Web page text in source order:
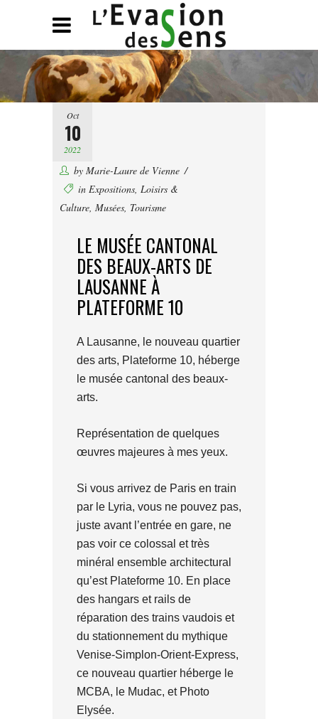
Oct
10
2022
by Marie-Laure de Vienne
in Expositions Loisirs &
Culture Musées Tourisme
LE MUSÉE CANTONAL
DES BEAUX-ARTS DE
LAUSANNE À
PLATEFORME 10
A Lausanne, le nouveau quartier
des arts, Plateforme 10, héberge
le musée cantonal des beaux-
arts.
Représentation de quelques
œuvres majeures à mes yeux.
Si vous arrivez de Paris en train
par le Lyria, vous ne pouvez pas,
juste avant l’entrée en gare, ne
pas voir ce colossal et très
minéral ensemble architectural
qu’est Plateforme 10. En place
des hangars et rails de
réparation des trains vaudois et
du stationnement du mythique
Venise-Simplon-Orient-Express,
ce nouveau quartier héberge le
MCBA, le Mudac, et Photo
Elysée.